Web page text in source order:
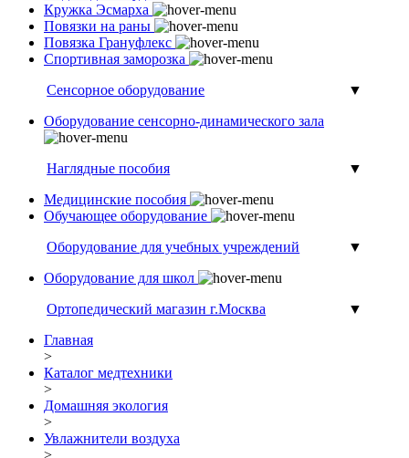
Кружка Эсмарха
Повязки на раны
Повязка Грануфлекс
Спортивная заморозка
Сенсорное оборудование
▼
Оборудование сенсорно-динамического зала
Наглядные пособия
▼
Медицинские пособия
Обучающее оборудование
Оборудование для учебных учреждений
▼
Оборудование для школ
Ортопедический магазин г.Москва
▼
Главная
>
Каталог медтехники
>
Домашняя экология
>
Увлажнители воздуха
>